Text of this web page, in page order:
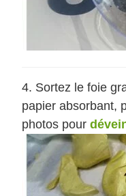
Sortez le foie
papier absorbant,
photos pour